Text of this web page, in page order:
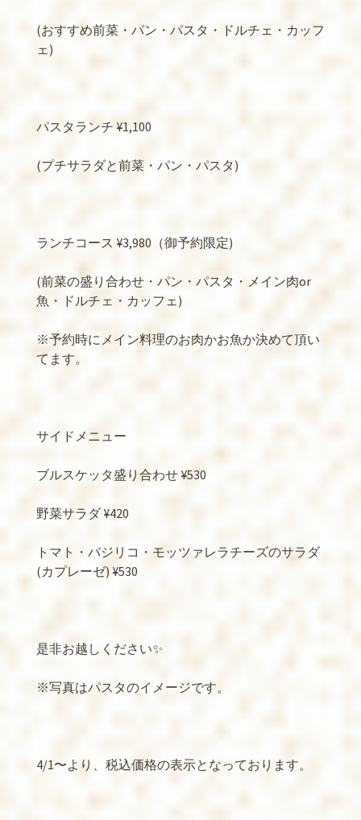
(おすすめ前菜・パン・パスタ・ドルチェ・カッフ
ェ)
パスタランチ ¥1,100
(プチサラダと前菜・パン・パスタ )
ランチコース ¥3,980 （御予約限定)
(前菜の盛り合わせ・パン・パスタ・メイン肉or
魚・ドルチェ・カッフェ)
※予約時にメイン料理のお肉かお魚か決めて頂い
てます。
サイドメニュー
ブルスケッタ盛り合わせ ¥530
野菜サラダ¥420
トマト・バジリコ・モッツァレラチーズのサラダ
(カプレーゼ) ¥530
是非お越しください✨
※写真はパスタのイメージです。
4/1〜より、税込価格の表示となっております。